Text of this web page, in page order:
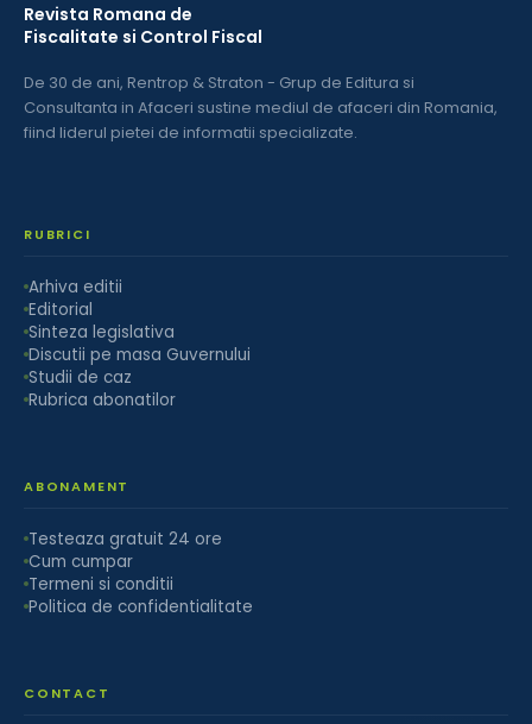
Revista Romana de
Fiscalitate si Control Fiscal
De 30 de ani, Rentrop & Straton - Grup de Editura si
Consultanta in Afaceri sustine mediul de afaceri din Romania,
fiind liderul pietei de informatii specializate.
RUBRICI
Arhiva editii
Editorial
Sinteza legislativa
Discutii pe masa Guvernului
Studii de caz
Rubrica abonatilor
ABONAMENT
Testeaza gratuit 24 ore
Cum cumpar
Termeni si conditii
Politica de confidentialitate
CONTACT